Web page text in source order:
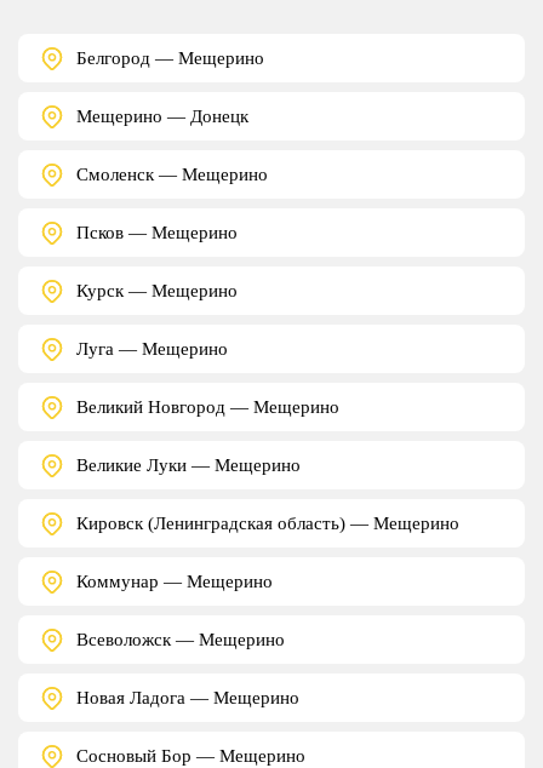
Белгород — Мещерино
Мещерино — Донецк
Смоленск — Мещерино
Псков — Мещерино
Курск — Мещерино
Луга — Мещерино
Великий Новгород — Мещерино
Великие Луки — Мещерино
Кировск (Ленинградская область) — Мещерино
Коммунар — Мещерино
Всеволожск — Мещерино
Новая Ладога — Мещерино
Сосновый Бор — Мещерино